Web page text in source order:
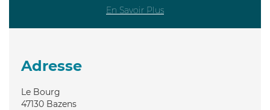
En Savoir Plus
Adresse
Le Bourg
47130 Bazens